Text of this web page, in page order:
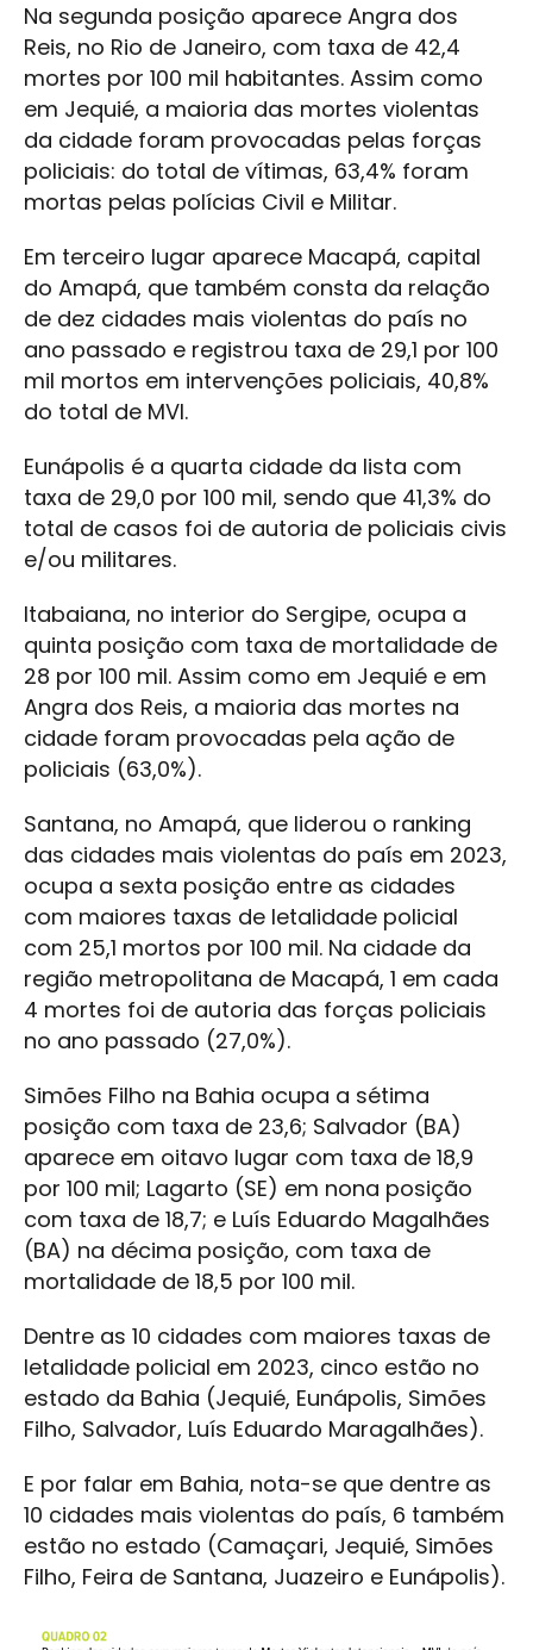
Na segunda posição aparece Angra dos
Reis, no Rio de Janeiro, com taxa de 42,4
mortes por 100 mil habitantes. Assim como
em Jequié, a maioria das mortes violentas
da cidade foram provocadas pelas forças
policiais: do total de vítimas, 63,4% foram
mortas pelas polícias Civil e Militar.
Em terceiro lugar aparece Macapá, capital
do Amapá, que também consta da relação
de dez cidades mais violentas do país no
ano passado e registrou taxa de 29,1 por 100
mil mortos em intervenções policiais, 40,8%
do total de MVI.
Eunápolis é a quarta cidade da lista com
taxa de 29,0 por 100 mil, sendo que 41,3% do
total de casos foi de autoria de policiais civis
e/ou militares.
Itabaiana, no interior do Sergipe, ocupa a
quinta posição com taxa de mortalidade de
28 por 100 mil. Assim como em Jequié e em
Angra dos Reis, a maioria das mortes na
cidade foram provocadas pela ação de
policiais (63,0%).
Santana, no Amapá, que liderou o ranking
das cidades mais violentas do país em 2023,
ocupa a sexta posição entre as cidades
com maiores taxas de letalidade policial
com 25,1 mortos por 100 mil. Na cidade da
região metropolitana de Macapá, 1 em cada
4 mortes foi de autoria das forças policiais
no ano passado (27,0%).
Simões Filho na Bahia ocupa a sétima
posição com taxa de 23,6; Salvador (BA)
aparece em oitavo lugar com taxa de 18,9
por 100 mil; Lagarto (SE) em nona posição
com taxa de 18,7; e Luís Eduardo Magalhães
(BA) na décima posição, com taxa de
mortalidade de 18,5 por 100 mil.
Dentre as 10 cidades com maiores taxas de
letalidade policial em 2023, cinco estão no
estado da Bahia (Jequié, Eunápolis, Simões
Filho, Salvador, Luís Eduardo Maragalhães).
E por falar em Bahia, nota-se que dentre as
10 cidades mais violentas do país, 6 também
estão no estado (Camaçari, Jequié, Simões
Filho, Feira de Santana, Juazeiro e Eunápolis).